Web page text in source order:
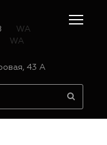
WA
WA
43 А